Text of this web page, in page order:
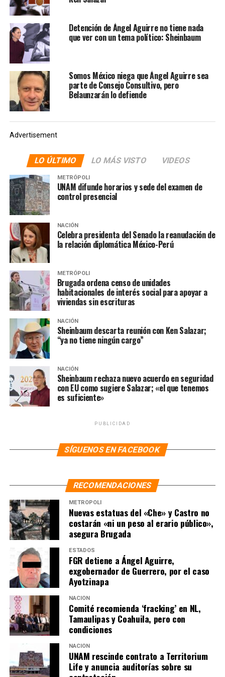
que esta logró ganar su cargo con más de 36 millones de
votos. Afirmó que su gobierno representa la continuidad
de un proyecto de nación que lucha por el bienestar del
pueblo, profundiza la Transformación donde más se
necesita, se levanta ante el mundo en defensa de la
soberanía mexicana y no se doblega ante los poderes
fácticos.
NOTAS RELACIONADAS:
SIGUIENTE
viudez en concubinato
“No tenemos las respuestas que quisiéramos”, dice
CNTE ante propuesta del gobierno
Detención de Ángel Aguirre no tiene nada
que ver con un tema político: Sheinbaum
Somos México niega que Ángel Aguirre sea
parte de Consejo Consultivo, pero
Belaunzarán lo defiende
Advertisement
LO ÚLTIMO LO MÁS VISTO VIDEOS
METRÓPOLI
UNAM difunde horarios y sede del examen de
control presencial
NACIÓN
Celebra presidenta del Senado la reanudación de
la relación diplomática México-Perú
METRÓPOLI
Brugada ordena censo de unidades
habitacionales de interés social para apoyar a
viviendas sin escrituras
NACIÓN
Sheinbaum descarta reunión con Ken Salazar;
“ya no tiene ningún cargo”
NACIÓN
Sheinbaum rechaza nuevo acuerdo en seguridad
con EU como sugiere Salazar; «el que tenemos
es suficiente»
PUBLICIDAD
SÍGUENOS EN FACEBOOK
RECOMENDACIONES
METRÓPOLI
Nuevas estatuas del «Che» y Castro no
costarán «ni un peso al erario público»,
asegura Brugada
ESTADOS
FGR detiene a Ángel Aguirre,
exgobernador de Guerrero, por el caso
Ayotzinapa
NACIÓN
Comité recomienda ‘fracking’ en NL,
Tamaulipas y Coahuila, pero con
condiciones
NACIÓN
UNAM rescinde contrato a Territorium
Life y anuncia auditorías sobre su